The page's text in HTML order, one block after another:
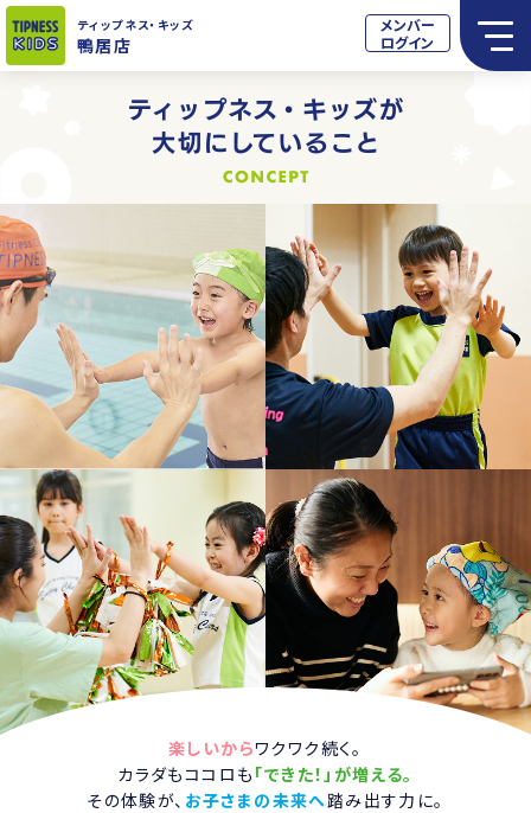
ティップネス・キッズ
鴨居店
メンバー
ログイン
楽しいからワクワク続く。
カラダもココロも 「できた！」が増える。
その体験が、 お子さまの未来へ踏み出す力に。